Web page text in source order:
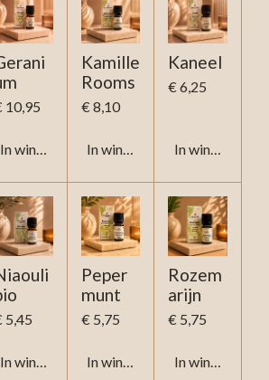
10,95
In winkelwagen
Kamille
Rooms
€ 8,10
In winkelwagen
Kaneel
€ 6,25
In
5,45
In winkelwagen
Peper
munt
€ 5,75
In winkelwagen
Rozem
arijn
€ 5,75
In